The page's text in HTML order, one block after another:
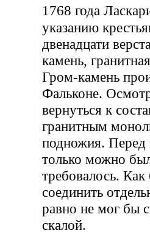
1768 года
указанию
двенадцати
камень,
Гром-камень
Фальконе.
вернуться к
гранитным
подножия. Перед
только можно
требовалось.
соединить
равно не мог бы
скалой.